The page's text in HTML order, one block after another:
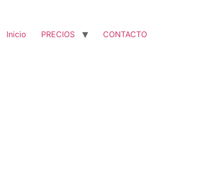
Inicio PRECIOS CONTACTO